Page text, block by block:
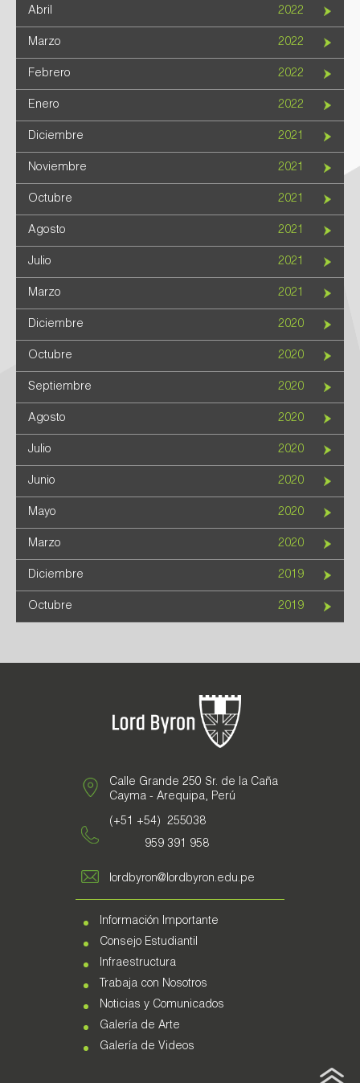
Abril 2022
Marzo 2022
Febrero 2022
Enero 2022
Diciembre 2021
Noviembre 2021
Octubre 2021
Agosto 2021
Julio 2021
Marzo 2021
Diciembre 2020
Octubre 2020
Septiembre 2020
Agosto 2020
Julio 2020
Junio 2020
Mayo 2020
Marzo 2020
Diciembre 2019
Octubre 2019
Calle Grande 250 Sr. de la Caña
Cayma - Arequipa, Perú
(+51 +54) 255038
959 391 958
lordbyron@lordbyron.edu.pe
Información Importante
Consejo Estudiantil
Infraestructura
Trabaja con Nosotros
Noticias y Comunicados
Galería de Arte
Galería de Videos